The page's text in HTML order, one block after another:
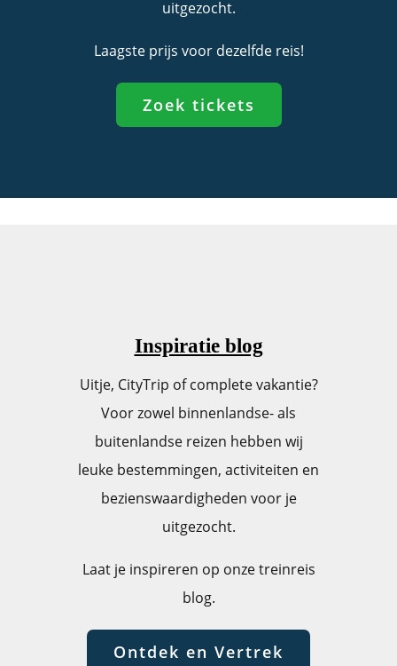
uitgezocht.
Laagste prijs voor dezelfde reis!
Zoek tickets
Inspiratie blog
Uitje, CityTrip of complete vakantie?
Voor zowel binnenlandse- als
buitenlandse reizen hebben wij
leuke bestemmingen, activiteiten en
bezienswaardigheden voor je
uitgezocht.
Laat je inspireren op onze treinreis
blog.
Ontdek en Vertrek